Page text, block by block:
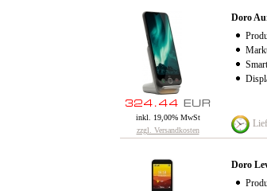
Doro
inkl. 19,00% MwSt
zzgl. Versandkosten
Doro